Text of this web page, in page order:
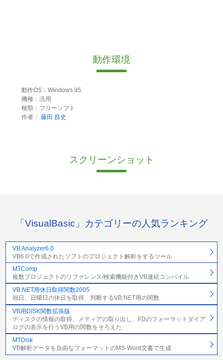
動作環境
動作OS：Windows 95
機種：汎用
種類：フリーソフト
作者： 藤田 昌史
スクリーンショット
「VisualBasic」カテゴリーの人気ランキング
VB Analyzer6.0
VB6.0で作成されたソフトのプロジェクト解析をするツール
MTComp
複数プロジェクトのリファレンス/検索機能付きVB連続コンパイル
VB.NET用休日取得関数2005
祝日、日曜日の休日を取得、判断するVB.NET用の関数
VB用DISK関数拡張版
ディスクの情報の取得、メディアの取り出し、FDのフォーマットダイア
ログの表示を行うVB用の関数をそろえた
MTDisk
VB解析データを自由なフォーマットのMS-Word文書で生成